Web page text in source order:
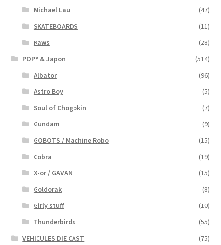
Michael Lau
(47)
SKATEBOARDS
(11)
Kaws
(28)
POPY & Japon
(514)
Albator
(96)
Astro Boy
(5)
Soul of Chogokin
(7)
Gundam
(9)
GOBOTS / Machine Robo
(15)
Cobra
(19)
X-or / GAVAN
(15)
Goldorak
(8)
Girly stuff
(10)
Thunderbirds
(55)
VEHICULES DIE CAST
(75)